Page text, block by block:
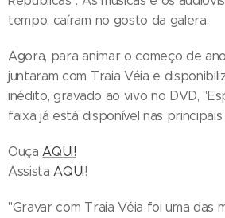
tempo, caíram no gosto da galera.
Agora, para animar o começo de
juntaram com Traia Véia e
inédito, gravado ao vivo no DVD,
faixa já está disponível nas
OuçaAQUI!
AssistaAQUI!
"Gravar com Traia Véia foi uma das